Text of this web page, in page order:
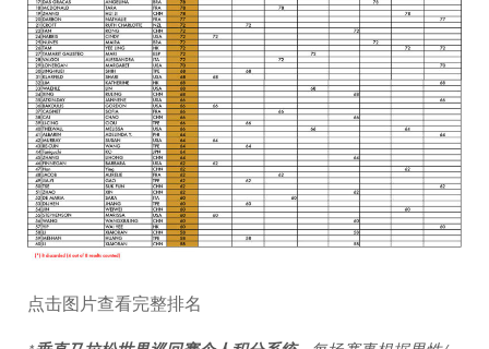
点击图片查看完整排名